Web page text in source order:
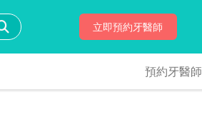
立即預約牙醫師
預約牙醫師